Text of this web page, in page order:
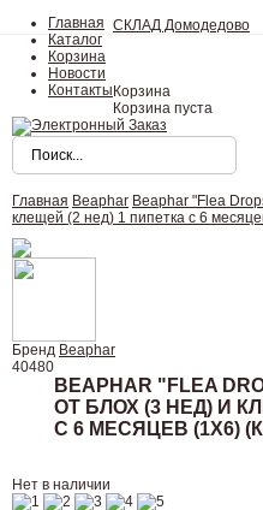
Главная
Каталог
Корзина
Новости
Контакты
СКЛАД Домодедово
Корзина
Корзина пуста
Главная Beaphar Beaphar "Flea
клещей (2 нед) 1 пипетка с 6
Бренд Beaphar
40480
BEAPHAR "FLEA
ОТ БЛОХ (3 НЕД) И
С 6 МЕСЯЦЕВ (1Х6)
Нет в наличии